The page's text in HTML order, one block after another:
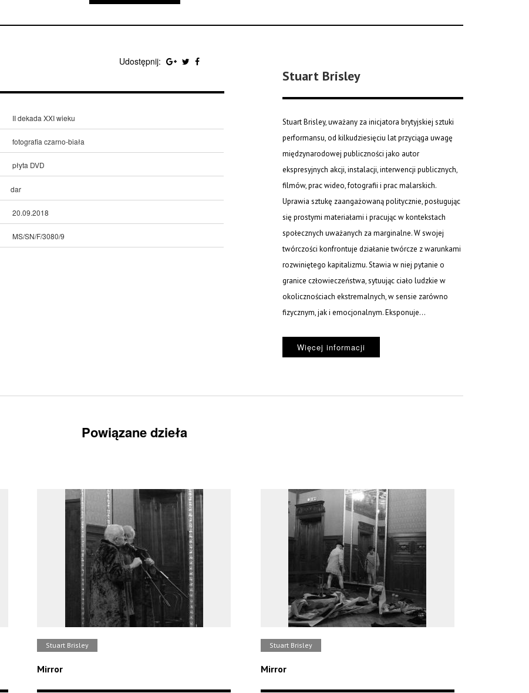
Udostępnij:
II dekada XXI wieku
fotografia czarno-biała
płyta DVD
dar
20.09.2018
MS/SN/F/3080/9
Stuart Brisley
Stuart Brisley, uważany za inicjatora brytyjskiej sztuki
performansu, od kilkudziesięciu lat przyciąga uwagę
międzynarodowej publiczności jako autor
ekspresyjnych akcji, instalacji, interwencji publicznych,
filmów, prac wideo, fotografii i prac malarskich.
Uprawia sztukę zaangażowaną politycznie, posługując
się prostymi materiałami i pracując w kontekstach
społecznych uważanych za marginalne. W swojej
twórczości konfrontuje działanie twórcze z warunkami
rozwiniętego kapitalizmu. Stawia w niej pytanie o
granice człowieczeństwa, sytuując ciało ludzkie w
okolicznościach ekstremalnych, w sensie zarówno
fizycznym, jak i emocjonalnym. Eksponuje...
Więcej informacji
Powiązane dzieła
Stuart Brisley
Mirror
Stuart Brisley
Mirror